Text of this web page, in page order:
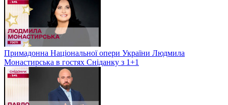
Примадонна Національної опери України Людмила
Монастирська в гостях Сніданку з 1+1